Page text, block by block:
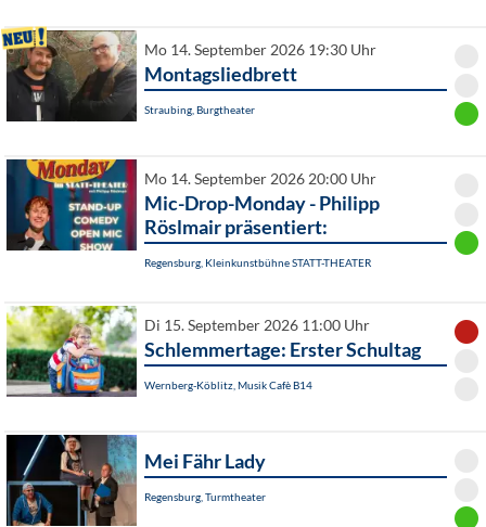
Mo 14. September 2026 19:30 Uhr
Montagsliedbrett
Straubing, Burgtheater
Mo 14. September 2026 20:00 Uhr
Mic-Drop-Monday - Philipp
Röslmair präsentiert:
Regensburg, Kleinkunstbühne STATT-THEATER
Di 15. September 2026 11:00 Uhr
Schlemmertage: Erster Schultag
Wernberg-Köblitz, Musik Cafè B14
Mei Fähr Lady
Regensburg, Turmtheater